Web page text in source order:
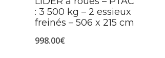
: 3 500 kg – 2 essieux
freinés – 506 x 215 cm
998.00€